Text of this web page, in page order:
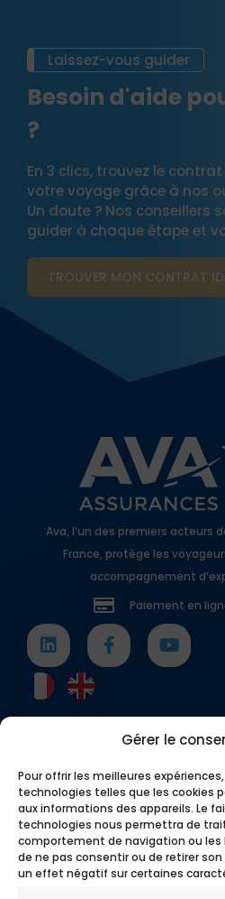
Gérer le
Pour offrir les meilleures
technologies telles que les cookies
aux informations des appareils. Le
technologies nous permettra de
comportement de navigation ou les
de ne pas consentir ou de retirer
un effet négatif sur certaines
Laissez-vous guider
Besoin d'aide
?
En 3 clics, trouvez le
votre voyage grâce à nos
Un doute ? Nos conseillers
guider à chaque étape et
TROUVER MON CONTRAT​
Ava, l’un des premiers acteurs
France, protège les
accompagnement
Paiement en